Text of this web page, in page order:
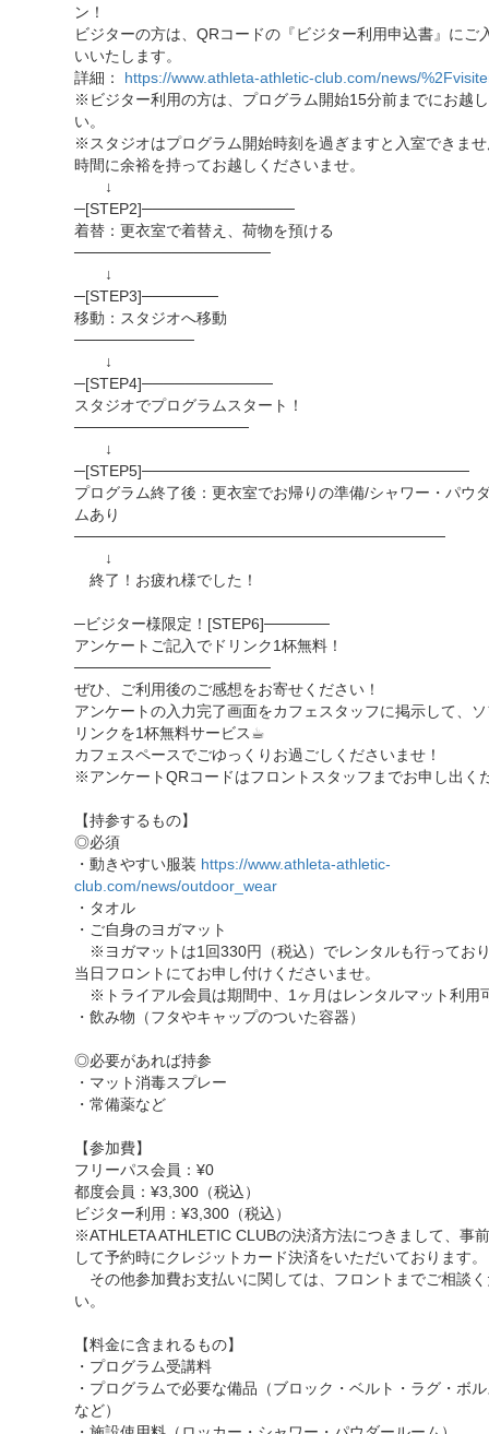
ン！
ビジターの方は、QRコードの『ビジター利用申込書』にご
いいたします。
詳細： https://www.athleta-athletic-club.com/news/
※ビジター利用の方は、プログラム開始15分前までにお越
い。
※スタジオはプログラム開始時刻を過ぎますと入室できま
時間に余裕を持ってお越しくださいませ。
↓
─[STEP2]──────────────
着替：更衣室で着替え、荷物を預ける
──────────────────
↓
─[STEP3]───────
移動：スタジオへ移動
───────────
↓
─[STEP4]────────────
スタジオでプログラムスタート！
────────────────
↓
─[STEP5]──────────────────────────────
プログラム終了後：更衣室でお帰りの準備/シャワー・パウ
ムあり
──────────────────────────────────
↓
終了！お疲れ様でした！
─ビジター様限定！[STEP6]──────
アンケートご記入でドリンク1杯無料！
──────────────────
ぜひ、ご利用後のご感想をお寄せください！
アンケートの入力完了画面をカフェスタッフに掲示して、
リンクを1杯無料サービス☕︎
カフェスペースでごゆっくりお過ごしくださいませ！
※アンケートQRコードはフロントスタッフまでお申し出く
【持参するもの】
◎必須
・動きやすい服装 https://www.athleta-athletic-
club.com/news/outdoor_wear
・タオル
・ご自身のヨガマット
※ヨガマットは1回330円（税込）でレンタルも行ってお
当日フロントにてお申し付けくださいませ。
※トライアル会員は期間中、1ヶ月はレンタルマット利用
・飲み物（フタやキャップのついた容器）
◎必要があれば持参
・マット消毒スプレー
・常備薬など
【参加費】
フリーパス会員：¥0
都度会員：¥3,300（税込）
ビジター利用：¥3,300（税込）
※ATHLETA ATHLETIC CLUBの決済方法につきまして、事
して予約時にクレジットカード決済をいただいております。
その他参加費お支払いに関しては、フロントまでご相談
い。
【料金に含まれるもの】
・プログラム受講料
・プログラムで必要な備品（ブロック・ベルト・ラグ・ボ
など）